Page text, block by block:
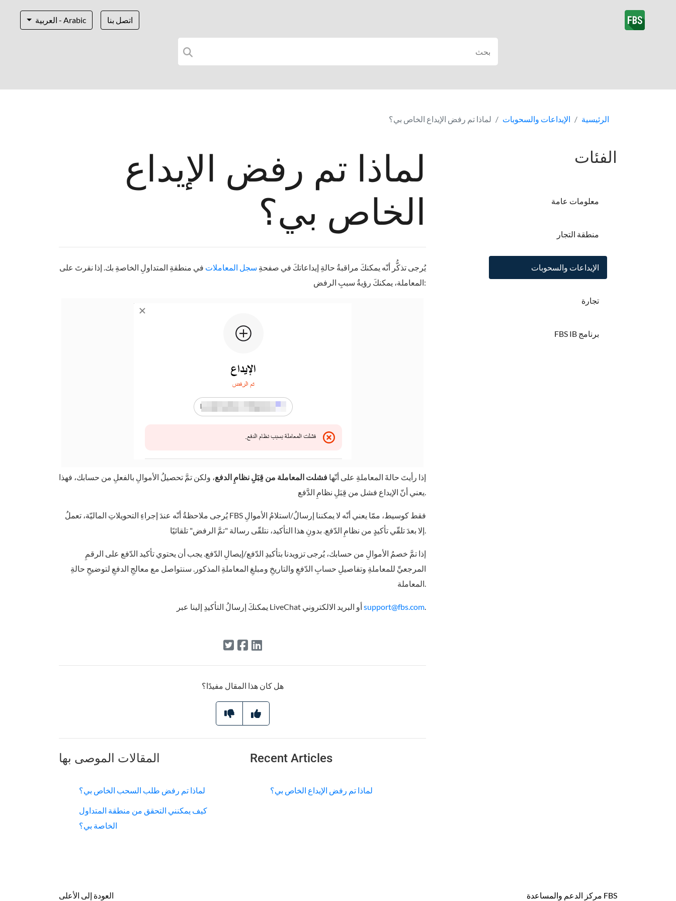
اتصل بنا Arabic - العربية
الرئيسية الإيداعات والسحوبات لماذا تم رفض الإيداع الخاص بي؟
الفئات
معلومات عامة
منطقة التجار
الإيداعات والسحوبات
تجارة
برنامج FBS IB
لماذا تم رفض الإيداع
الخاص بي؟
يُرجى تذكُّر أنّه يمكنكَ مراقبةُ حالةِ إيداعاتكَ في صفحةِ سجل المعاملات في منطقةِ المتداولِ الخاصةِ بك. إذا نقرتَ على
المعاملة، يمكنكَ رؤيةُ سببِ الرفض:
إذا رأيتَ حالةَ المعاملةِ على أنّها فشلت المعاملة من قِبَلِ نظامِ الدفع، ولكن تمَّ تحصيلُ الأموالِ بالفعلِ من حسابك، فهذا
يُرجى ملاحظةُ أنّه عندَ إجراءِ التحويلاتِ الماليّة، تعملُ FBS فقط كوسيط، ممّا يعني أنّه لا يمكننا إرسالُ/استلامُ الأموالِ
إذا تمَّ خصمُ الأموالِ من حسابك، يُرجى تزويدنا بتأكيدِ الدّفع/إيصالِ الدّفع. يجب أن يحتوي تأكيد الدّفع على الرقمِ
المرجعيِّ للمعاملةِ وتفاصيلِ حسابِ الدّفعِ والتاريخِ ومبلغِ المعاملةِ المذكور. سنتواصل مع معالجِ الدفعِ لتوضيحِ حالةِ
support@fbs.com
هل كان هذا المقال مفيدًا؟
المقالات الموصى بها
لماذا تم رفض طلب السحب الخاص بي؟
كيف يمكنني التحقق من منطقة المتداول
الخاصة بي؟
Recent Articles
لماذا تم رفض الإيداع الخاص بي؟
FBS مركز الدعم والمساعدة العودة إلى الأعلى